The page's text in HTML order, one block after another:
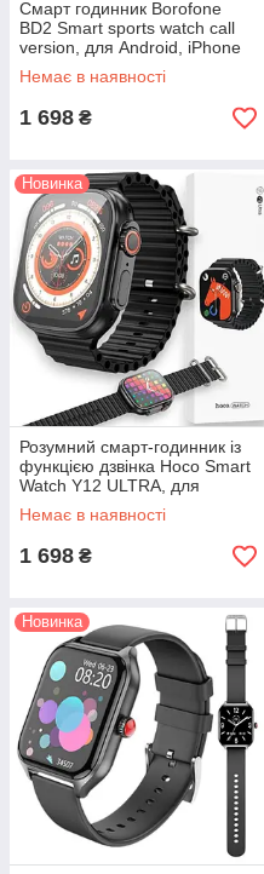
Смарт годинник Borofone
BD2 Smart sports watch call
version, для Android, iPhone
розумний годинник з
функцією дзвінка
Немає в наявності
1 698 ₴
Новинка
Розумний смарт-годинник із
функцією дзвінка Hoco Smart
Watch Y12 ULTRA, для
Android, iPhone, чорний
Немає в наявності
1 698 ₴
Новинка